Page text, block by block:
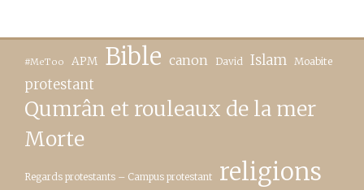
#MeToo APM Bible canon David Islam Moabite
protestant
Qumrân et rouleaux de la mer
Morte
Regards protestants – Campus protestant religions